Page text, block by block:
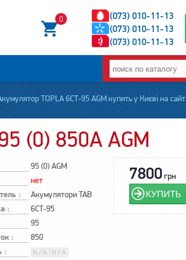
(073) 010-11-13
(073) 010-11-13
(073) 010-11-13
0
TOPLA 6СТ-95 AGM купить у Києві на сайті accumbaza.com.ua
(0) 850А AGM
95 (0) AGM
нет
: Акумулятори TAB
: 6СТ-95
95
: 850
:
7800грн
КУПИТЬ